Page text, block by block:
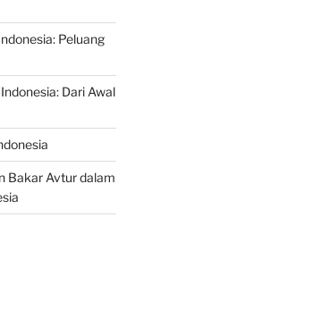
Peluang
Dari Awal
Bakar Avtur dalam